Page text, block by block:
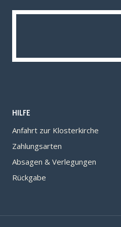
HILFE
Anfahrt zur Klosterkirche
Zahlungsarten
Absagen & Verlegungen
Rückgabe